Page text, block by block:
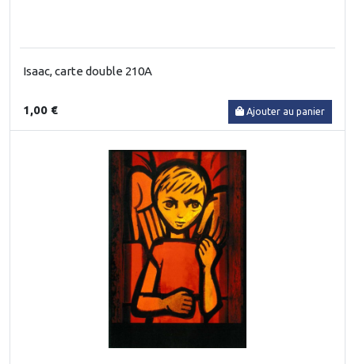
Isaac, carte double 210A
1,00 € Ajouter au panier